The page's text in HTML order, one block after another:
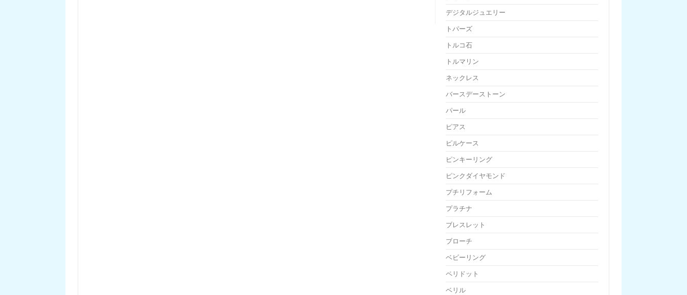
デジタルジュエリー
トパーズ
トルコ石
トルマリン
ネックレス
バースデーストーン
パール
ピアス
ピルケース
ピンキーリング
ピンクダイヤモンド
プチリフォーム
プラチナ
ブレスレット
ブローチ
ベビーリング
ペリドット
ベリル